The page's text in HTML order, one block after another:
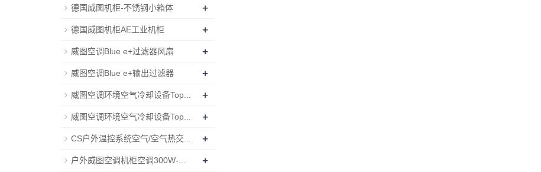
德国威图机柜-不锈钢小箱体 +
德国威图机柜AE工业机柜 +
威图空调Blue e+过滤器风扇 +
威图空调Blue e+输出过滤器 +
威图空调环境空气冷却设备Top... +
威图空调环境空气冷却设备Top... +
CS户外温控系统空气/空气热交... +
户外威图空调机柜空调300W-... +